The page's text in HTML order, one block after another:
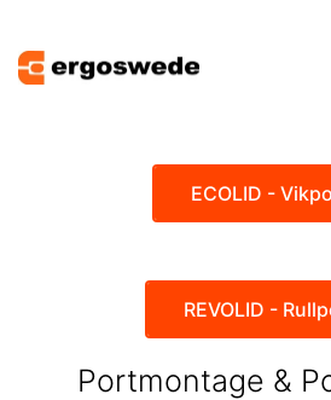
ECOLID -
REVOLID -
Portmontage &